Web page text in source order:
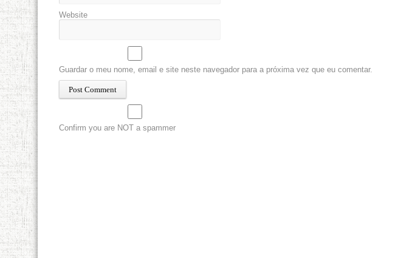
Website
Guardar o meu nome, email e site neste navegador para a próxima vez que eu comentar.
Confirm you are NOT a spammer